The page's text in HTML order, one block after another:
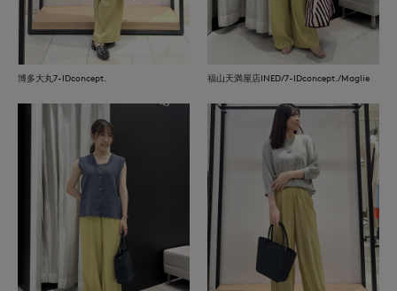
博多大丸7-IDconcept. 福山天満屋店INED/7-IDconcept./Maglie